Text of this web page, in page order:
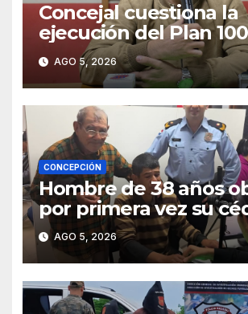
Concejal cuestiona la
ejecución del Plan
mayor participación
municipio
AGO 5, 2026
CONCEPCIÓN
Hombre de 38 años
por primera vez su
identidad en
AGO 5, 2026